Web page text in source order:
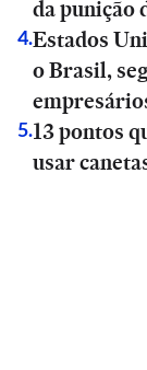
da punição
4.Estados
o Brasil,
5.13 pontos
usar